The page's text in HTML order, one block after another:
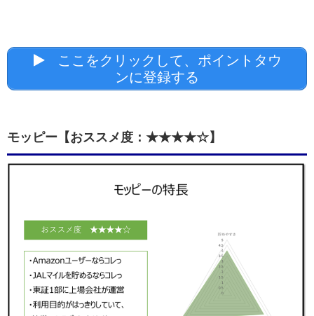
ここをクリックして、ポイントタウ
ンに登録する
モッピー【おススメ度：★★★★☆】